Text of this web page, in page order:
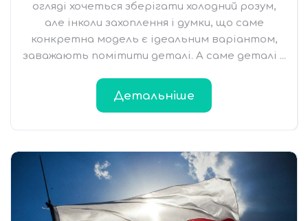
огляді хочеться зберігати холодний розум,
але інколи захоплення і думки, що саме
конкретна модель є ідеальним варіантом,
заважають помітити деталі. А саме деталі ...
Детальніше